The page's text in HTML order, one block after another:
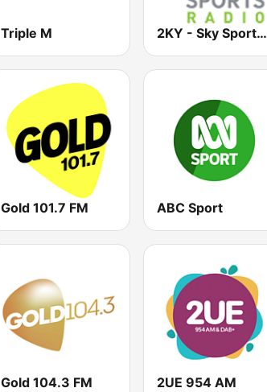
Triple M 2KY - Sky Sports Radio
Gold 101.7 FM ABC Sport
Gold 104.3 FM 2UE 954 AM